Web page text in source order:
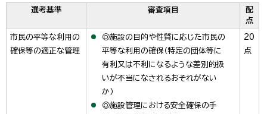
選考基準 審査項目
配
点
市民の平等な利用の
確保等の適正な管理
◎施設の目的や性質に応じた市民の
平等な利用の確保（特定の団体等に
有利又は不利になるような差別的扱
いが不当になされるおそれがない
か）
◎施設管理における安全確保の手
20
点